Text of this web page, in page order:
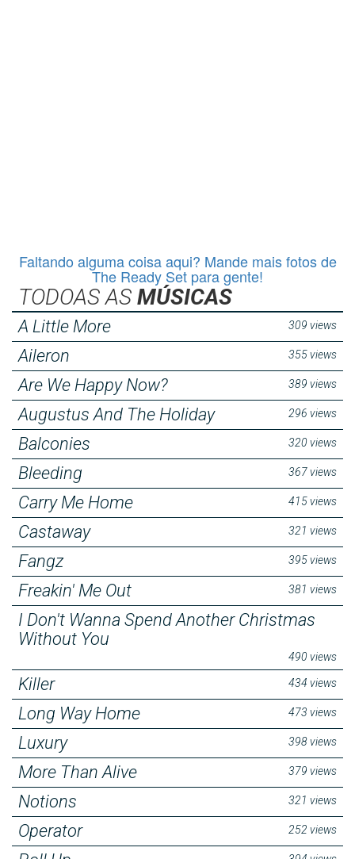
Faltando alguma coisa aqui? Mande mais fotos de
The Ready Set para gente!
TODOAS AS MÚSICAS
A Little More 309 views
Aileron 355 views
Are We Happy Now? 389 views
Augustus And The Holiday 296 views
Balconies 320 views
Bleeding 367 views
Carry Me Home 415 views
Castaway 321 views
Fangz 395 views
Freakin' Me Out 381 views
I Don't Wanna Spend Another Christmas
Without You
490 views
Killer 434 views
Long Way Home 473 views
Luxury 398 views
More Than Alive 379 views
Notions 321 views
Operator 252 views